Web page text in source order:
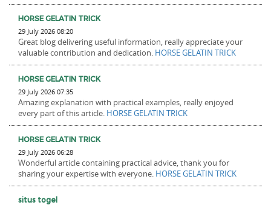
HORSE GELATIN TRICK
29 July 2026 08:20
Great blog delivering useful information, really appreciate your
valuable contribution and dedication. HORSE GELATIN TRICK
HORSE GELATIN TRICK
29 July 2026 07:35
Amazing explanation with practical examples, really enjoyed
every part of this article. HORSE GELATIN TRICK
HORSE GELATIN TRICK
29 July 2026 06:28
Wonderful article containing practical advice, thank you for
sharing your expertise with everyone. HORSE GELATIN TRICK
situs togel